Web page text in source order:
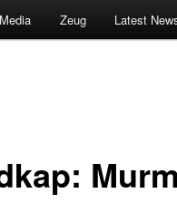
Zeug Latest